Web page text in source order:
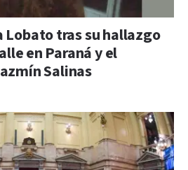
Lobato tras su hallazgo
en Paraná y el
Salinas